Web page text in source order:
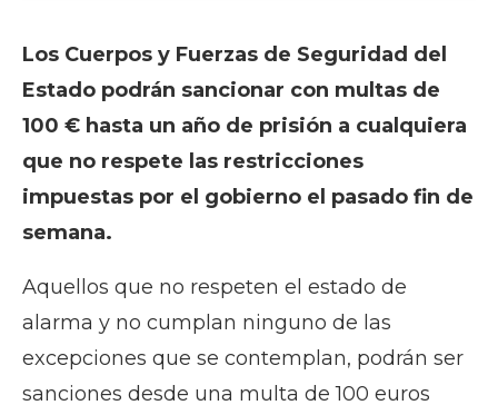
Los Cuerpos y Fuerzas de Seguridad del
Estado podrán sancionar con multas de
100 € hasta un año de prisión a cualquiera
que no respete las restricciones
impuestas por el gobierno el pasado fin de
semana.
Aquellos que no respeten el estado de
alarma y no cumplan ninguno de las
excepciones que se contemplan, podrán ser
sanciones desde una multa de 100 euros